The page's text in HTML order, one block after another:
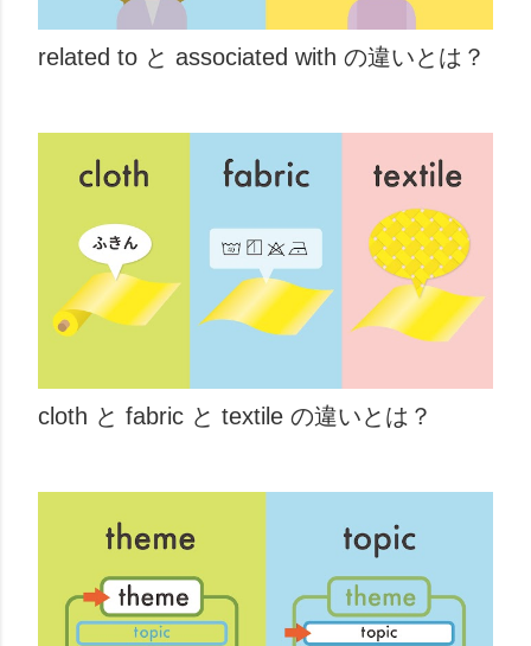
related to と associated with の違いとは？
cloth と fabric と textile の違いとは？